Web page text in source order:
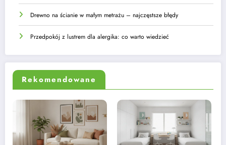
Drewno na ścianie w małym metrażu – najczęstsze błędy
Przedpokój z lustrem dla alergika: co warto wiedzieć
Rekomendowane